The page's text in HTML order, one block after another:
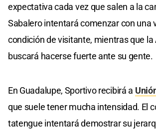
expectativa cada vez que salen a la
Sabalero intentará comenzar con una
condición de visitante, mientras que la
buscará hacerse fuerte ante su gente.
En Guadalupe, Sportivo recibirá a
que suele tener mucha intensidad. El
tatengue intentará demostrar su